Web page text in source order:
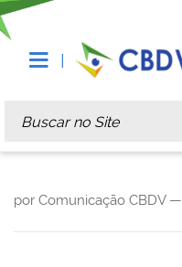
Busca
Busca Avançada…
por Comunicação CBDV —